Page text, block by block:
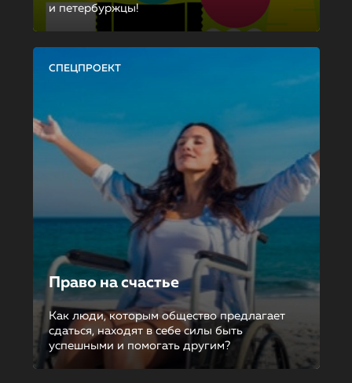
и петербуржцы!
СПЕЦПРОЕКТ
Право на счастье
Как люди, которым общество предлагает
сдаться, находят в себе силы быть
успешными и помогать другим?